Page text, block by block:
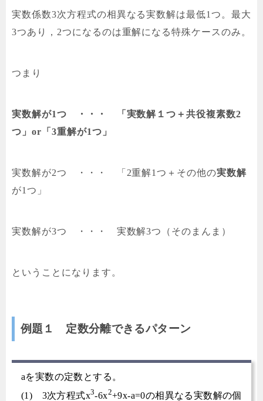
実数係数3次方程式の相異なる実数解は最低1つ。最大
3つあり，2つになるのは重解になる特殊ケースのみ。
つまり
実数解が1つ ・・・ 「実数解１つ＋共役複素数2
つ」or「3重解が1つ」
実数解が2つ ・・・ 「2重解1つ＋その他の実数解
が1つ」
実数解が3つ ・・・ 実数解3つ（そのまんま）
ということになります。
例題１ 定数分離できるパターン
aを実数の定数とする。
(1) 3次方程式x3-6x2+9x-a=0の相異なる実数解の個